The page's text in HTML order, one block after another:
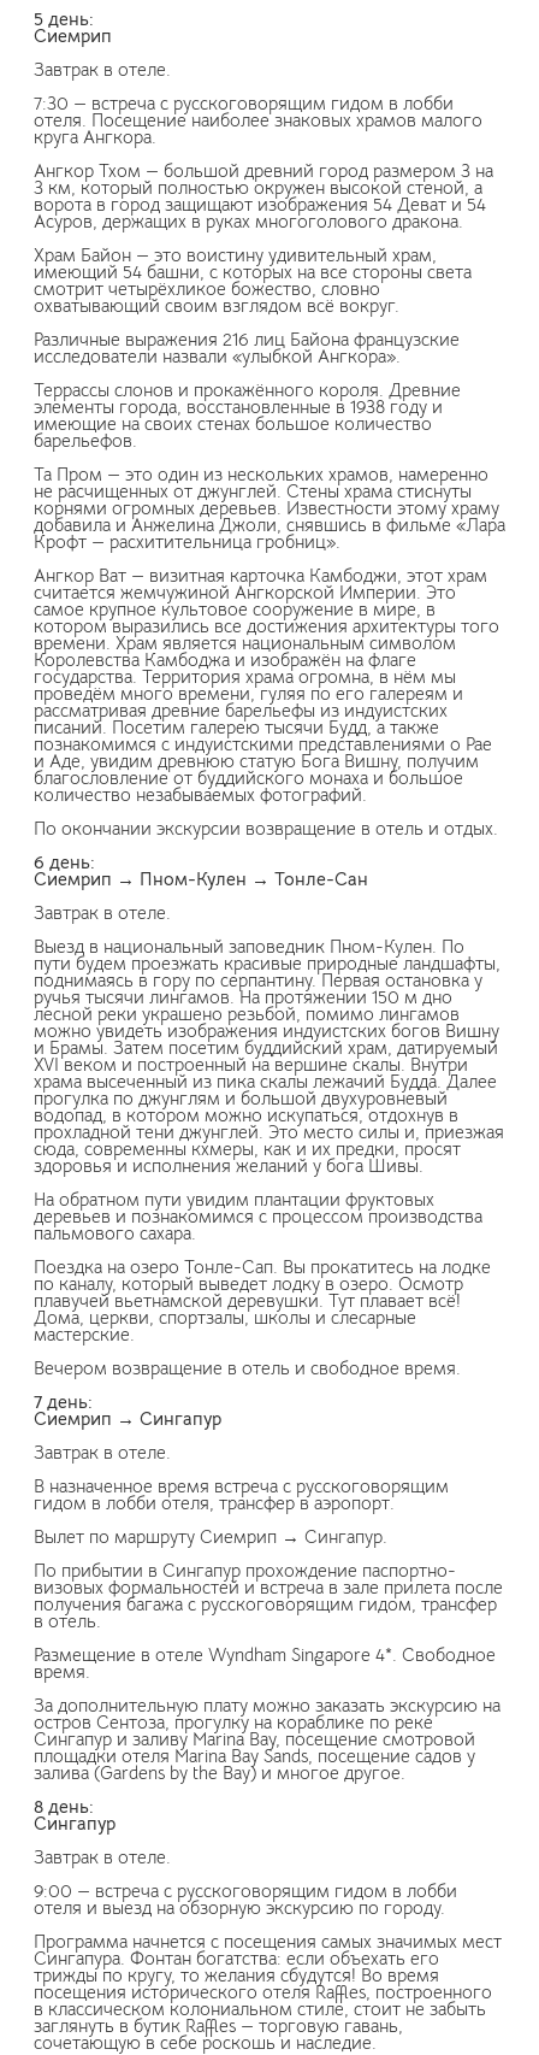
5 день:
Сиемрип
Завтрак в отеле.
7:30 — встреча с русскоговорящим гидом в лобби
отеля. Посещение наиболее знаковых храмов малого
круга Ангкора.
Ангкор Тхом — большой древний город размером 3 на
3 км, который полностью окружен высокой стеной, а
ворота в город защищают изображения 54 Деват и 54
Асуров, держащих в руках многоголового дракона.
Храм Байон — это воистину удивительный храм,
имеющий 54 башни, с которых на все стороны света
смотрит четырёхликое божество, словно
охватывающий своим взглядом всё вокруг.
Различные выражения 216 лиц Байона французские
исследователи назвали «улыбкой Ангкора».
Террассы слонов и прокажённого короля. Древние
элементы города, восстановленные в 1938 году и
имеющие на своих стенах большое количество
барельефов.
Та Пром — это один из нескольких храмов, намеренно
не расчищенных от джунглей. Стены храма стиснуты
корнями огромных деревьев. Известности этому храму
добавила и Анжелина Джоли, снявшись в фильме «Лара
Крофт — расхитительница гробниц».
Ангкор Ват — визитная карточка Камбоджи, этот храм
считается жемчужиной Ангкорской Империи. Это
самое крупное культовое сооружение в мире, в
котором выразились все достижения архитектуры того
времени. Храм является национальным символом
Королевства Камбоджа и изображён на флаге
государства. Территория храма огромна, в нём мы
проведём много времени, гуляя по его галереям и
рассматривая древние барельефы из индуистских
писаний. Посетим галерею тысячи Будд, а также
познакомимся с индуистскими представлениями о Рае
и Аде, увидим древнюю статую Бога Вишну, получим
благословление от буддийского монаха и большое
количество незабываемых фотографий.
По окончании экскурсии возвращение в отель и отдых.
6 день:
Сиемрип → Пном-Кулен → Тонле-Сан
Завтрак в отеле.
Выезд в национальный заповедник Пном-Кулен. По
пути будем проезжать красивые природные ландшафты,
поднимаясь в гору по серпантину. Первая остановка у
ручья тысячи лингамов. На протяжении 150 м дно
лесной реки украшено резьбой, помимо лингамов
можно увидеть изображения индуистских богов Вишну
и Брамы. Затем посетим буддийский храм, датируемый
XVI веком и построенный на вершине скалы. Внутри
храма высеченный из пика скалы лежачий Будда. Далее
прогулка по джунглям и большой двухуровневый
водопад, в котором можно искупаться, отдохнув в
прохладной тени джунглей. Это место силы и, приезжая
сюда, современны кхмеры, как и их предки, просят
здоровья и исполнения желаний у бога Шивы.
На обратном пути увидим плантации фруктовых
деревьев и познакомимся с процессом производства
пальмового сахара.
Поездка на озеро Тонле-Сап. Вы прокатитесь на лодке
по каналу, который выведет лодку в озеро. Осмотр
плавучей вьетнамской деревушки. Тут плавает всё!
Дома, церкви, спортзалы, школы и слесарные
мастерские.
Вечером возвращение в отель и свободное время.
7 день:
Сиемрип → Сингапур
Завтрак в отеле.
В назначенное время встреча с русскоговорящим
гидом в лобби отеля, трансфер в аэропорт.
Вылет по маршруту Сиемрип → Сингапур.
По прибытии в Сингапур прохождение паспортно-
визовых формальностей и встреча в зале прилета после
получения багажа с русскоговорящим гидом, трансфер
в отель.
Размещение в отеле Wyndham Singapore 4*. Свободное
время.
За дополнительную плату можно заказать экскурсию на
остров Сентоза, прогулку на кораблике по реке
Сингапур и заливу Marina Bay, посещение смотровой
площадки отеля Marina Bay Sands, посещение садов у
залива (Gardens by the Bay) и многое другое.
8 день:
Сингапур
Завтрак в отеле.
9:00 — встреча с русскоговорящим гидом в лобби
отеля и выезд на обзорную экскурсию по городу.
Программа начнется с посещения самых значимых мест
Сингапура. Фонтан богатства: если объехать его
трижды по кругу, то желания сбудутся! Во время
посещения исторического отеля Raffles, построенного
в классическом колониальном стиле, стоит не забыть
заглянуть в бутик Raffles — торговую гавань,
сочетающую в себе роскошь и наследие.